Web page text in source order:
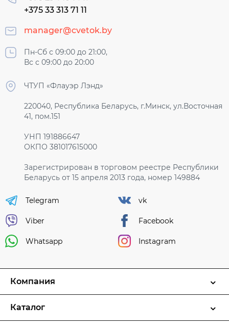
+375 33 313 71 11
manager@cvetok.by
Пн-Сб с 09:00 до 21:00,
Вс с 09:00 до 20:00
ЧТУП «Флауэр Лэнд»
220040, Республика Беларусь, г.Минск, ул.Восточная
41, пом.151
УНП 191886647
ОКПО 381017615000
Зарегистрирован в торговом реестре Республики
Беларусь от 15 апреля 2013 года, номер 149884
Telegram
Viber
Whatsapp
vk
Facebook
Instagram
Компания
Каталог